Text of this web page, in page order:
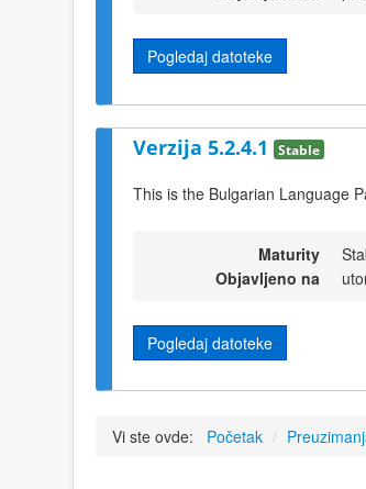
Pogledaj datoteke
Verzija 5.2.4.1 Stable
This is the Bulgarian Language
Maturity
Objavljeno na
Pogledaj datoteke
Vi ste ovde: Početak /